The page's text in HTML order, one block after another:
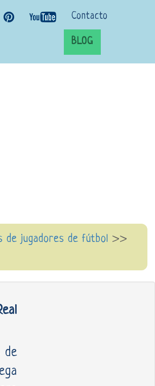
Contacto
BLOG
de jugadores de fútbol >>
de